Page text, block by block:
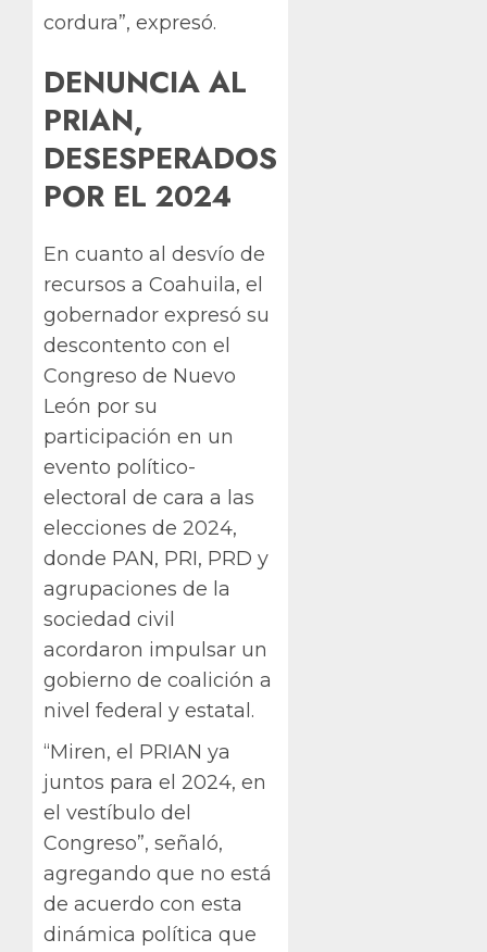
cordura”, expresó.
DENUNCIA AL
PRIAN,
DESESPERADOS
POR EL 2024
En cuanto al desvío de
recursos a Coahuila, el
gobernador expresó su
descontento con el
Congreso de Nuevo
León por su
participación en un
evento político-
electoral de cara a las
elecciones de 2024,
donde PAN, PRI, PRD y
agrupaciones de la
sociedad civil
acordaron impulsar un
gobierno de coalición a
nivel federal y estatal.
“Miren, el PRIAN ya
juntos para el 2024, en
el vestíbulo del
Congreso”, señaló,
agregando que no está
de acuerdo con esta
dinámica política que